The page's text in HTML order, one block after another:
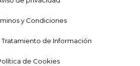
y Condiciones
de Información
de Cookies